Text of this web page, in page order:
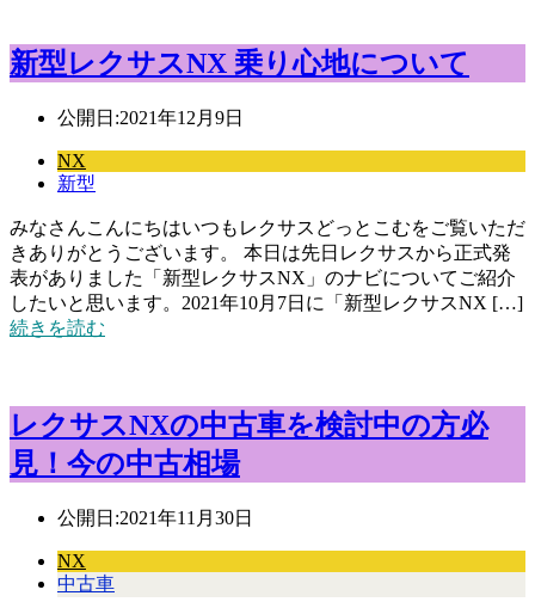
新型レクサスNX 乗り心地について
公開日:2021年12月9日
NX
新型
みなさんこんにちはいつもレクサスどっとこむをご覧いただ
きありがとうございます。 本日は先日レクサスから正式発
表がありました「新型レクサスNX」のナビについてご紹介
したいと思います。2021年10月7日に「新型レクサスNX […]
続きを読む
レクサスNXの中古車を検討中の方必
見！今の中古相場
公開日:2021年11月30日
NX
中古車